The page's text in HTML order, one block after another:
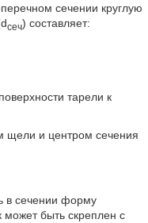
сечении круглую
сеч) составляет:
тарели к
щели и центром сечения
в сечении форму
может быть скреплен с